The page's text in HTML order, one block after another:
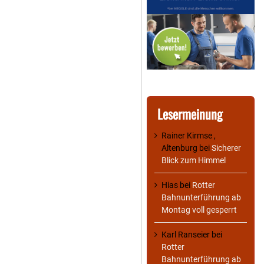
Lesermeinung
Rainer Kirmse ,
Altenburg beiSicherer
Blick zum Himmel
Hias bei Rotter
Bahnunterführung ab
Montag voll gesperrt
Karl Ranseier bei
Rotter
Bahnunterführung ab